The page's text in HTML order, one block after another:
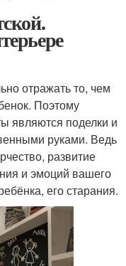
отражать то, чем
Поэтому
являются поделки и
руками. Ведь
развитие
и эмоций вашего
его старания.